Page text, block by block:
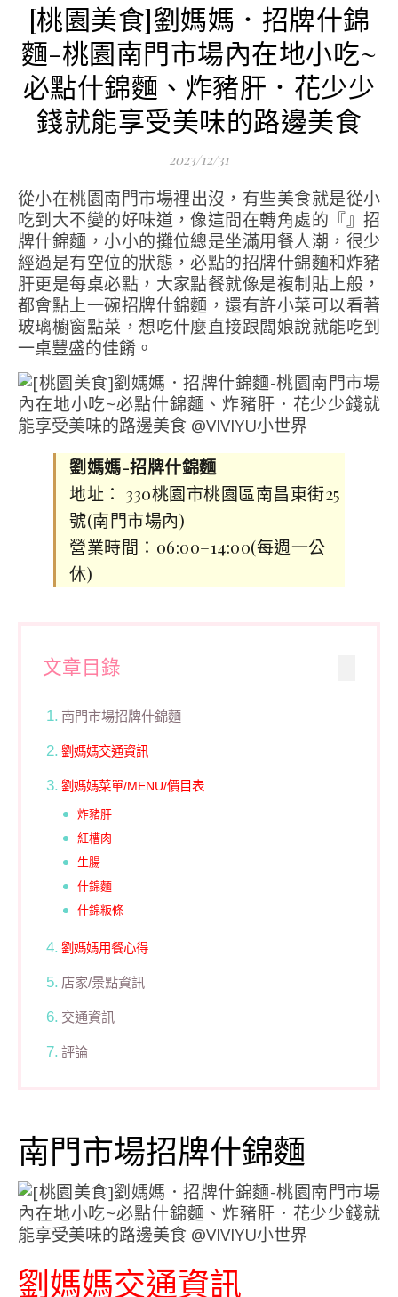
[桃園美食]劉媽媽．招牌什錦
麵-桃園南門市場內在地小吃~
必點什錦麵、炸豬肝．花少少
錢就能享受美味的路邊美食
2023/12/31
從小在桃園南門市場裡出沒，有些美食就是從小
吃到大不變的好味道，像這間在轉角處的『』招
牌什錦麵，小小的攤位總是坐滿用餐人潮，很少
經過是有空位的狀態，必點的招牌什錦麵和炸豬
肝更是每桌必點，大家點餐就像是複制貼上般，
都會點上一碗招牌什錦麵，還有許小菜可以看著
玻璃櫥窗點菜，想吃什麼直接跟闆娘說就能吃到
一桌豐盛的佳餚。
劉媽媽-招牌什錦麵
地址： 330桃園市桃園區南昌東街25
號(南門市場內)
營業時間：06:00–14:00(每週一公
休)
文章目錄
南門市場招牌什錦麵
劉媽媽交通資訊
劉媽媽菜單/MENU/價目表
炸豬肝
紅槽肉
生腸
什錦麵
什錦粄條
劉媽媽用餐心得
店家/景點資訊
交通資訊
評論
南門市場招牌什錦麵
劉媽媽交通資訊